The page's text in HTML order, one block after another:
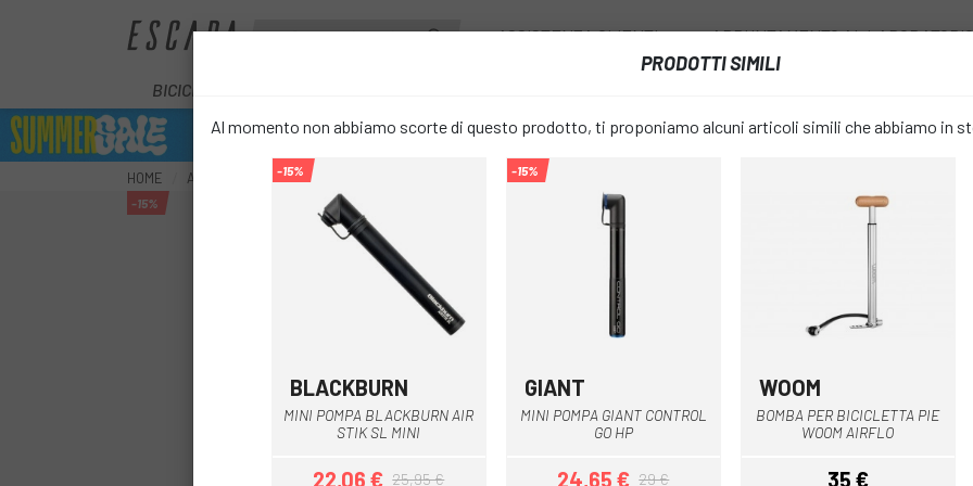
ASSISTENZA CLIENTI APPUNTAMENTO AL
BICICLETTE
HOME ACCESSORI MANUTENZIONE MINI POMPA TOPEAK MOUNTAIN DA_G
-15%
MINI
MOUNTAIN
MISURARE: Soltanto
PRODOTTI SIMILI
Al momento non abbiamo scorte di questo prodotto, ti proponiamo alcuni articoli simili che abbiamo in
Marrone
NeroVerde
-15%
BLACKBURN
MINI POMPA BLACKBURN AIR
STIK SL MINI
22,06 € 25,95 €
-15%
GIANT
MINI POMPA GIANT CONTROL
GO HP
24,65 € 29 €
WOOM
BOMBA PER BICICLETTA PIE
WOOM AIRFLO
35 €